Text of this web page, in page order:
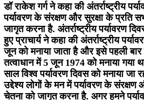
डॉ राकेश गर्ग ने कहा की अंतर्राष्ट्रीय
पर्यावरण के संरक्षण और सुरक्षा के प्रति
जागृत करना है. अंतर्राष्ट्रीय पर्यावरण
हुए प्राचार्य ने कहा की अंतर्राष्ट्रीय
जून को मनाया जाता है और इसे पहली
तत्वाधान में 5 जून 1974 को मनाया गया
साल विश्व पर्यावरण दिवस को मनाया जा
उद्देश्य लोगों के मन में पर्यावरण के संरक्षण
चेतना को जागृत करना है. अगर हमने